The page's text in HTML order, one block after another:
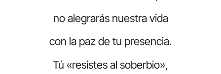
no alegrarás nuestra vida
con la paz de tu presencia.
Tú «resistes al soberbio»,